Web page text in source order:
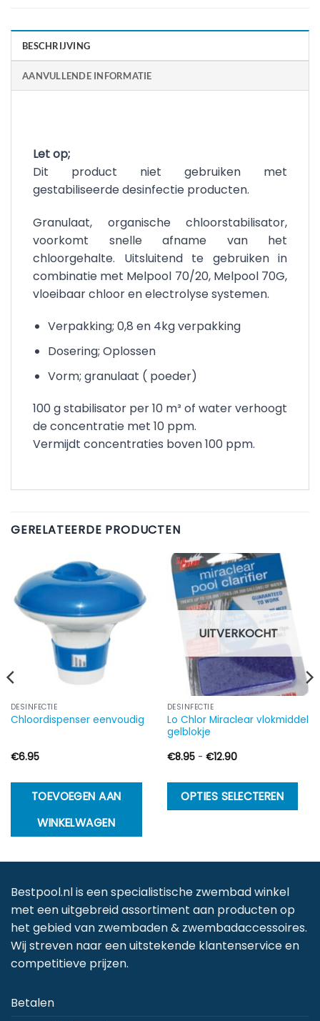
BESCHRIJVING
AANVULLENDE INFORMATIE
Let op;
Dit product niet gebruiken met
gestabiliseerde desinfectie producten.
Granulaat, organische chloorstabilisator,
voorkomt snelle afname van het
chloorgehalte. Uitsluitend te gebruiken in
combinatie met Melpool 70/20, Melpool 70G,
vloeibaar chloor en electrolyse systemen.
Verpakking; 0,8 en 4kg verpakking
Dosering; Oplossen
Vorm; granulaat ( poeder)
100 g stabilisator per 10 m³ of water verhoogt
de concentratie met 10 ppm.
Vermijdt concentraties boven 100 ppm.
GERELATEERDE PRODUCTEN
DESINFECTIE
Chloordispenser eenvoudig
€6.95
TOEVOEGEN AAN
WINKELWAGEN
UITVERKOCHT
DESINFECTIE
Lo Chlor Miraclear vlokmiddel
gelblokje
€8.95 - €12.90Prijsklasse:
€12.90
OPTIES SELECTEREN
Bestpool.nl is een specialistische zwembad winkel
met een uitgebreid assortiment aan producten op
het gebied van zwembaden & zwembadaccessoires.
Wij streven naar een uitstekende klantenservice en
competitieve prijzen.
Betalen